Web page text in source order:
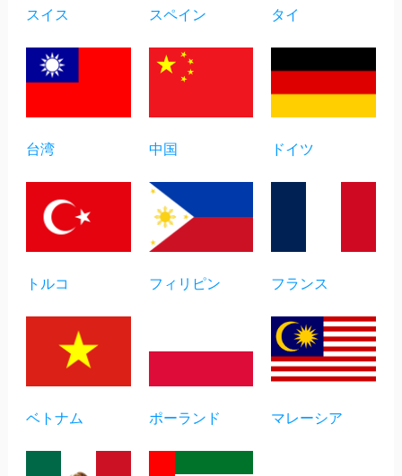
スイス スペイン タイ
台湾 中国 ドイツ
トルコ フィリピン フランス
ベトナム ポーランド マレーシア